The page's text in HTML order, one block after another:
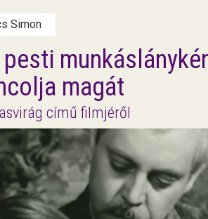
Simon
magát
című filmjéről